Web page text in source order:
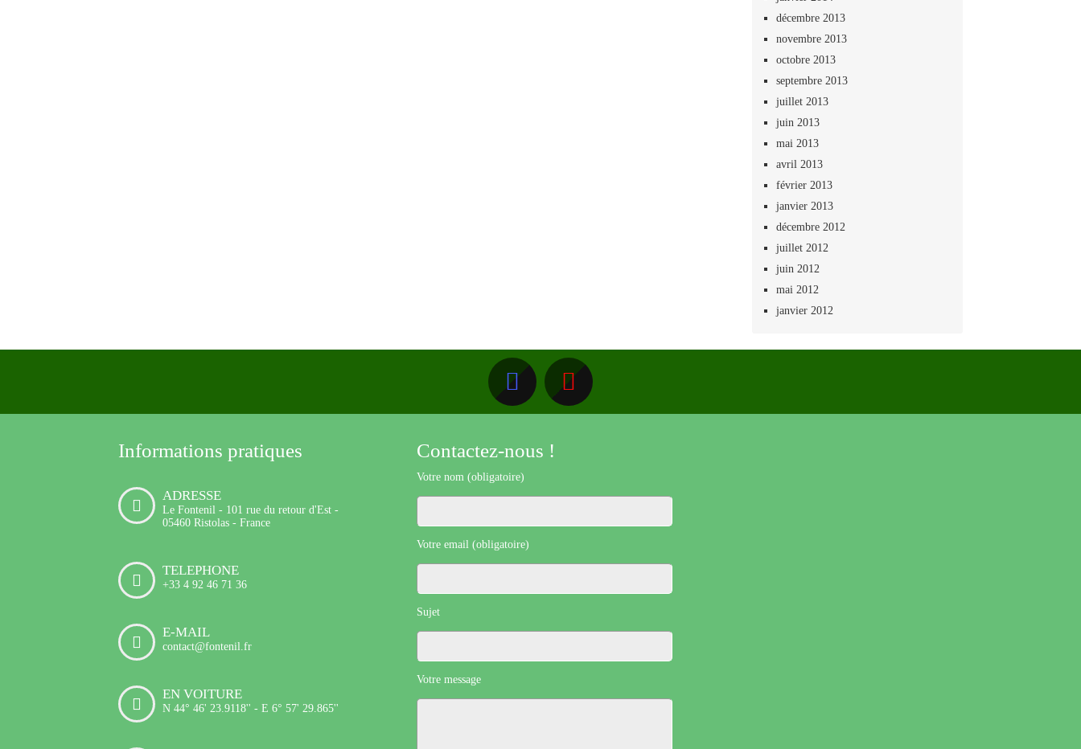
décembre 2013
novembre 2013
octobre 2013
septembre 2013
juillet 2013
juin 2013
mai 2013
avril 2013
février 2013
janvier 2013
décembre 2012
juillet 2012
juin 2012
mai 2012
janvier 2012
Informations pratiques
ADRESSE
Le Fontenil - 101 rue du retour d'Est -
05460 Ristolas - France
TELEPHONE
+33 4 92 46 71 36
E-MAIL
contact@fontenil.fr
EN VOITURE
N 44° 46' 23.9118'' - E 6° 57' 29.865''
Contactez-nous !
Votre nom (obligatoire)
Votre email (obligatoire)
Sujet
Votre message